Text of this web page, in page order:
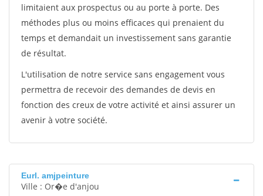
limitaient aux prospectus ou au porte à porte. Des
méthodes plus ou moins efficaces qui prenaient du
temps et demandait un investissement sans garantie
de résultat.
L'utilisation de notre service sans engagement vous
permettra de recevoir des demandes de devis en
fonction des creux de votre activité et ainsi assurer un
avenir à votre société.
Eurl. amjpeinture
Ville : Or�e d'anjou